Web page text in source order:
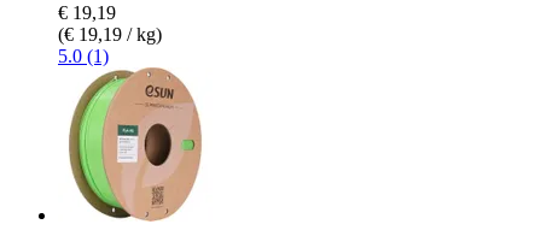
€ 19,19
(€ 19,19 / kg)
5.0 (1)